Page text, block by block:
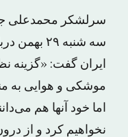
سرلشکر محمدعلی
سه شنبه
ایران گفت: «گزینه
موشکی و هوایی به
اما خود آنها هم
نخواهیم کرد و از